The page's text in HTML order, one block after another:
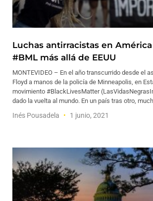
Luchas antirracistas en
#BML más allá de EEUU
MONTEVIDEO – En el año transcurrido desde el
Floyd a manos de la policía de Minneapolis, en
movimiento #BlackLivesMatter
dado la vuelta al mundo. En un país tras otro,
Inés Pousadela 1 junio, 2021